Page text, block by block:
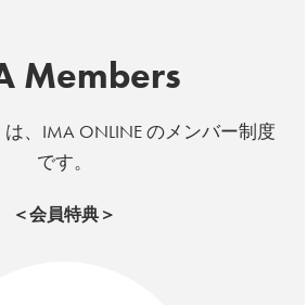
Members
は、IMA ONLINE のメンバー制度
です。
＜会員特典＞